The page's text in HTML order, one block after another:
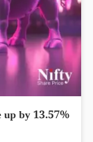
up by 13.57%